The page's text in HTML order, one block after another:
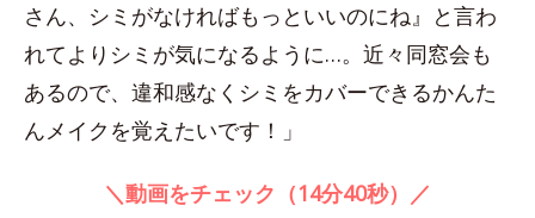
さん、シミがなければもっといいのにね』と言わ
れてよりシミが気になるように…。近々同窓会も
あるので、違和感なくシミをカバーできるかんた
んメイクを覚えたいです！」
＼動画をチェック（14分40秒）／